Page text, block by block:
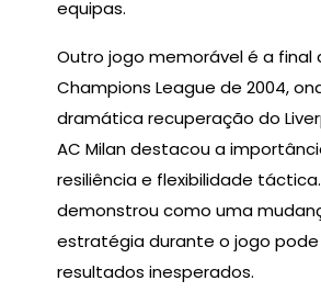
equipas.
Outro jogo memorável é a final
Champions League de 2004,
dramática recuperação do
AC Milan destacou a
resiliência e flexibilidade
demonstrou como uma
estratégia durante o jogo pode
resultados inesperados.